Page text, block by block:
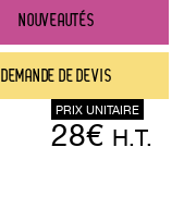
NOUVEAUTÉS
DEMANDE DE DEVIS
PRIX UNITAIRE
28€ H.T.